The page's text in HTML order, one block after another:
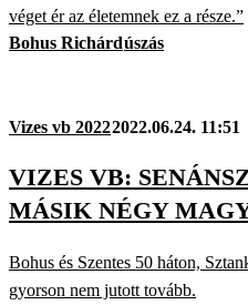
véget ér az életemnek ez a része.”
Bohus Richárdúszás
Vizes vb 20222022.06.24. 11:51
VIZES VB:
MÁSIK NÉGY
Bohus és Szentes 50 háton,
gyorson nem jutott tovább.